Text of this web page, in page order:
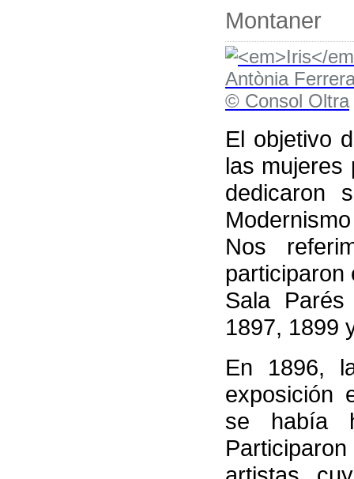
Montaner
El objetivo
las mujeres
dedicaron
Nos
participaron
Sala
1897, 1899
En 1896,
exposición
se había